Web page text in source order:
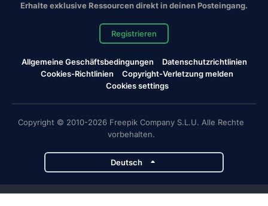
Erhalte exklusive Ressourcen direkt in deinen Posteingang.
Registrieren
Allgemeine Geschäftsbedingungen
Datenschutzrichtlinien
Cookies-Richtlinien
Copyright-Verletzung melden
Cookies settings
Copyright © 2010-2026 Freepik Company S.L.U. Alle Rechte
vorbehalten.
Deutsch